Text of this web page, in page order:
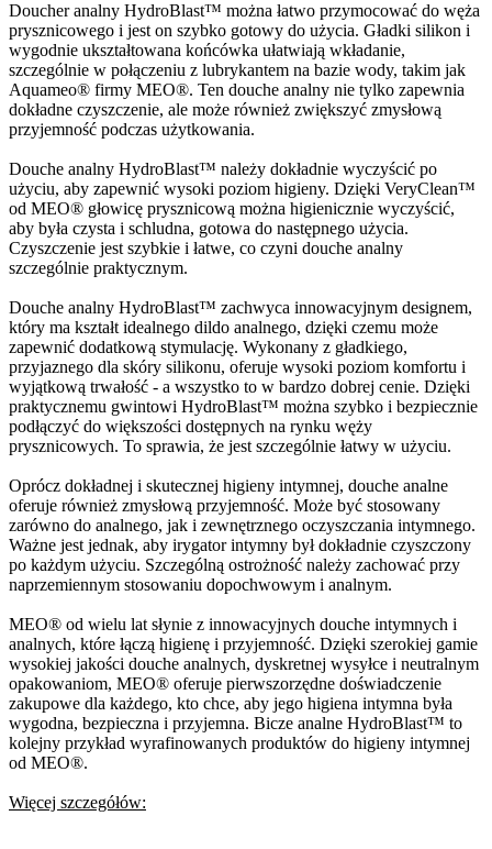
Doucher analny HydroBlast™ można łatwo przymocować do węża
prysznicowego i jest on szybko gotowy do użycia. Gładki silikon i
wygodnie ukształtowana końcówka ułatwiają wkładanie,
szczególnie w połączeniu z lubrykantem na bazie wody, takim jak
Aquameo® firmy MEO®. Ten douche analny nie tylko zapewnia
dokładne czyszczenie, ale może również zwiększyć zmysłową
przyjemność podczas użytkowania.
Douche analny HydroBlast™ należy dokładnie wyczyścić po
użyciu, aby zapewnić wysoki poziom higieny. Dzięki VeryClean™
od MEO® głowicę prysznicową można higienicznie wyczyścić,
aby była czysta i schludna, gotowa do następnego użycia.
Czyszczenie jest szybkie i łatwe, co czyni douche analny
szczególnie praktycznym.
Douche analny HydroBlast™ zachwyca innowacyjnym designem,
który ma kształt idealnego dildo analnego, dzięki czemu może
zapewnić dodatkową stymulację. Wykonany z gładkiego,
przyjaznego dla skóry silikonu, oferuje wysoki poziom komfortu i
wyjątkową trwałość - a wszystko to w bardzo dobrej cenie. Dzięki
praktycznemu gwintowi HydroBlast™ można szybko i bezpiecznie
podłączyć do większości dostępnych na rynku węży
prysznicowych. To sprawia, że jest szczególnie łatwy w użyciu.
Oprócz dokładnej i skutecznej higieny intymnej, douche analne
oferuje również zmysłową przyjemność. Może być stosowany
zarówno do analnego, jak i zewnętrznego oczyszczania intymnego.
Ważne jest jednak, aby irygator intymny był dokładnie czyszczony
po każdym użyciu. Szczególną ostrożność należy zachować przy
naprzemiennym stosowaniu dopochwowym i analnym.
MEO® od wielu lat słynie z innowacyjnych douche intymnych i
analnych, które łączą higienę i przyjemność. Dzięki szerokiej gamie
wysokiej jakości douche analnych, dyskretnej wysyłce i neutralnym
opakowaniom, MEO® oferuje pierwszorzędne doświadczenie
zakupowe dla każdego, kto chce, aby jego higiena intymna była
wygodna, bezpieczna i przyjemna. Bicze analne HydroBlast™ to
kolejny przykład wyrafinowanych produktów do higieny intymnej
od MEO®.
Więcej szczegółów: